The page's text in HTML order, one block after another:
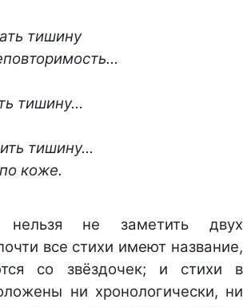
тишину
тишину…
тишину…
коже.
нельзя не заметить двух
все стихи имеют название,
со звёздочек; и стихи в
ни хронологически, ни